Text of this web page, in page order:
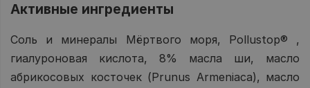
Активные ингредиенты
Соль и минералы Мёртвого моря, Pollustop® ,
гиалуроновая кислота, 8% масла ши, масло
абрикосовых косточек (Prunus Armeniaca), масло